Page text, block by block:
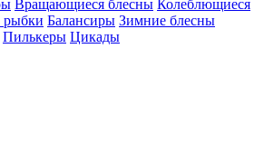
Вращающиеся блесны Колеблющиеся
рыбки Балансиры Зимние блесны
Пилькеры Цикады